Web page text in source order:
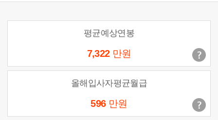
평균예상연봉
7,322 만원
올해입사자평균월급
596 만원